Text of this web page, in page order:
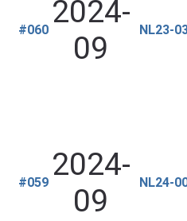
#060 2024-
09
NL23-
#059 2024-
09
NL24-